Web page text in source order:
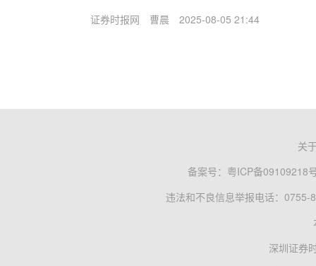
证券时报网 曹晨 2025-08-05 21:44
关
备案号： 粤ICP备09109218
违法和不良信息举报电话：0755-
深圳证券